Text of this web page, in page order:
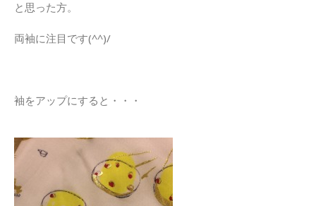
と思った方。
両袖に注目です(^^)/
袖をアップにすると・・・